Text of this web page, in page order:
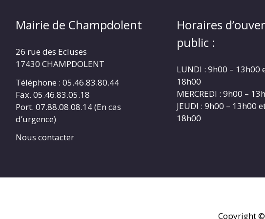
Mairie de Champdolent
26 rue des Ecluses
17430 CHAMPDOLENT
Téléphone : 05.46.83.80.44
Fax. 05.46.83.05.18
Port. 07.88.08.08.14 (En cas
d’urgence)
Nous contacter
Horaires
public :
LUNDI : 9h00 – 13h00
18h00
MERCREDI : 9h00 –
JEUDI : 9h00 – 13h00
18h00
Copyright